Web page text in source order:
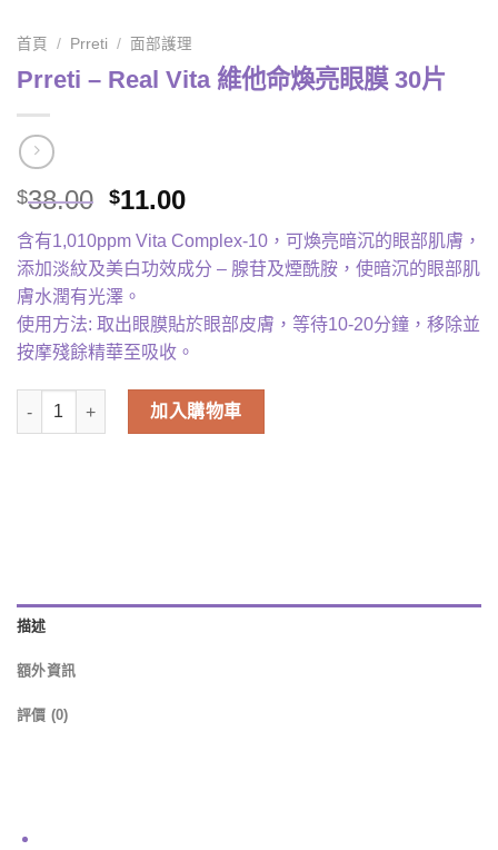
首頁 / Prreti / 面部護理
Prreti – Real Vita 維他命煥亮眼膜 30片
$38.00 Original
price
was:
$38.00.
$11.00Current
price
is:
$11.00.
含有1,010ppm Vita Complex-10，可煥亮暗沉的眼部肌膚，
添加淡紋及美白功效成分 – 腺苷及煙酰胺，使暗沉的眼部肌
膚水潤有光澤。
使用方法: 取出眼膜貼於眼部皮膚，等待10-20分鐘，移除並
按摩殘餘精華至吸收。
Prreti - Real Vita 維他命煥亮眼膜 30片 數量
加入購物車
描述
額外資訊
評價 (0)